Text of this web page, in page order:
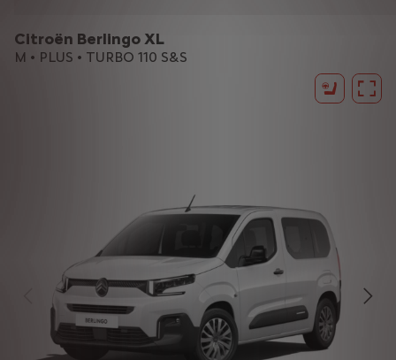
Citroën Berlingo XL
M • PLUS • TURBO 110 S&S